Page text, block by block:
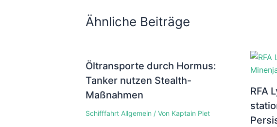
Ähnliche Beiträge
Öltransporte durch Hormus:
Tanker nutzen Stealth-
Maßnahmen
Schifffahrt Allgemein / Von Kaptain Piet
RFA